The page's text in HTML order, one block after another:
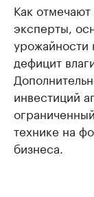
Как
эксперты,
урожайности
дефицит
инвестиций
технике на
бизнеса.